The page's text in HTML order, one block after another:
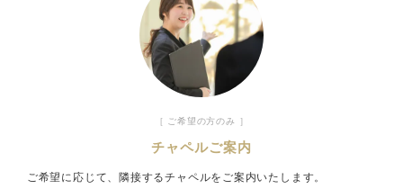
［ ご希望の方のみ ］
チャペルご案内
ご希望に応じて、隣接するチャペルをご案内いたします。